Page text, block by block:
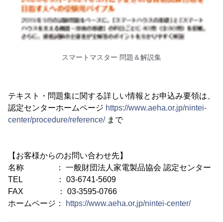
スマートマスター 問題＆解説集
テキスト・問題集に関する詳しい情報とお申込み要領は、
認定センターホームページ https://www.aeha.or.jp/nintei-
center/procedure/reference/まで
【お客様からのお問い合わせ先】
名称 ： 一般財団法人家電製品協会 認定センター
TEL ： 03-6741-5609
FAX ： 03-3595-0766
ホームページ：
https://www.aeha.or.jp/nintei-center/